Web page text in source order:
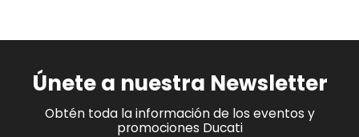
Únete a nuestra Newsletter
Obtén toda la información de los eventos y
promociones Ducati